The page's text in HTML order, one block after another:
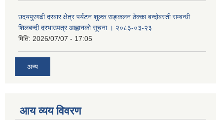
उदयपुरगढी दरबार क्षेत्र पर्यटन शुल्क सङ्कलन ठेक्का बन्दोबस्ती सम्बन्धी
शिलबन्दी दरभाउपत्र आह्वानको सूचना । २०८३-०३-२३
मिति: 2026/07/07 - 17:05
अन्य
आय व्यय विवरण